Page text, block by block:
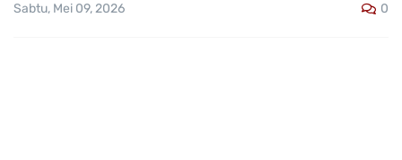
Sabtu, Mei 09, 2026 0